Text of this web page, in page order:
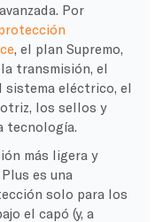
Por
, el plan Supremo,
transmisión, el
sistema eléctrico, el
los sellos y
tecnología.
más ligera y
es una
solo para los
el capó (y, a